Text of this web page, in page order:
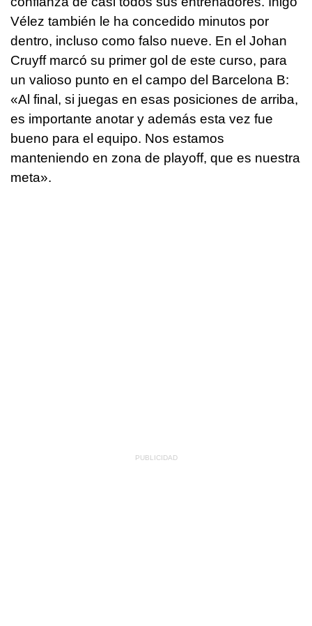
Vélez también le ha concedido minutos por
dentro, incluso como falso nueve. En el Johan
Cruyff marcó su primer gol de este curso, para
un valioso punto en el campo del Barcelona B:
«Al final, si juegas en esas posiciones de arriba,
es importante anotar y además esta vez fue
bueno para el equipo. Nos estamos
manteniendo en zona de playoff, que es nuestra
meta».